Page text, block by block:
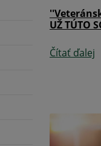
UŽ TÚTO
Čítať ďalej